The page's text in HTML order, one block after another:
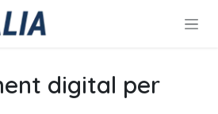
digital per